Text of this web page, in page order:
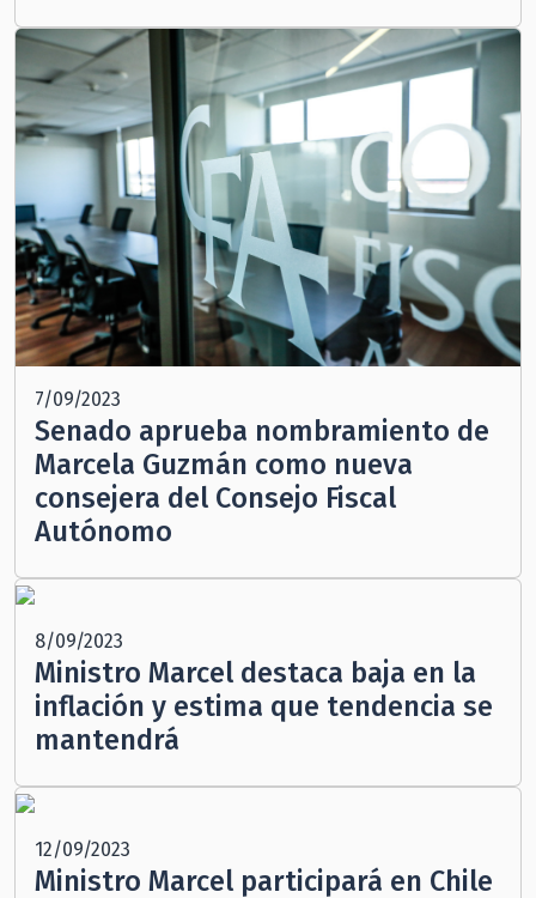
7/09/2023
Senado aprueba nombramiento de
Marcela Guzmán como nueva
consejera del Consejo Fiscal
Autónomo
8/09/2023
Ministro Marcel destaca baja en la
inflación y estima que tendencia se
mantendrá
12/09/2023
Ministro Marcel participará en Chile